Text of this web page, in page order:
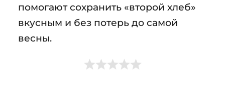
помогают сохранить «второй хлеб»
вкусным и без потерь до самой
весны.